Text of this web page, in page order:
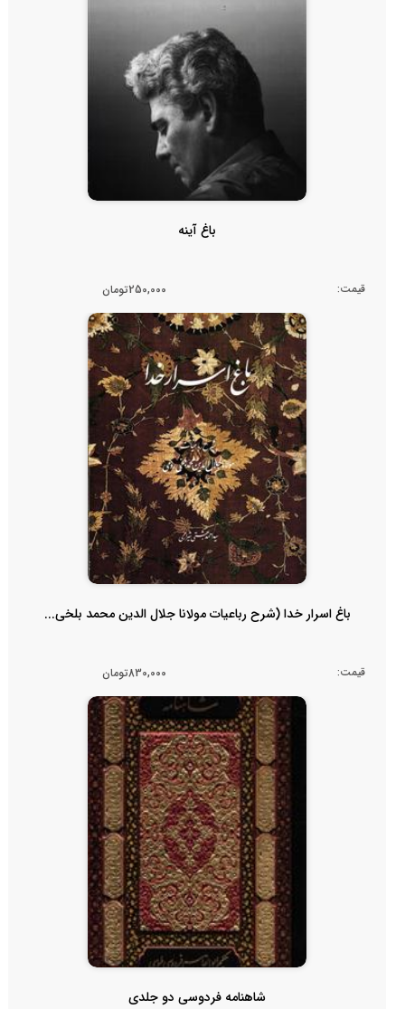
باغ آینه
قیمت: 250,000تومان
باغ اسرار خدا (شرح رباعیات مولانا جلال الدین محمد بلخی...
قیمت: 830,000تومان
شاهنامه فردوسی دو جلدی